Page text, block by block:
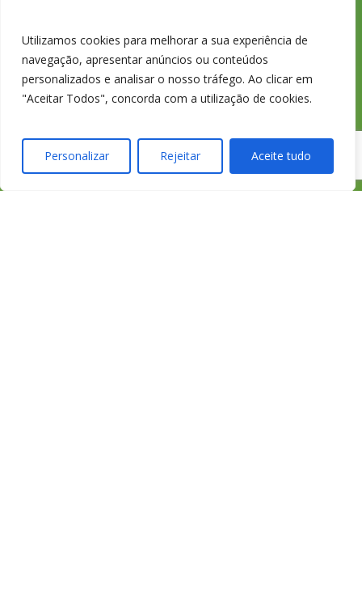
Utilizamos cookies para melhorar a sua experiência de
navegação, apresentar anúncios ou conteúdos
personalizados e analisar o nosso tráfego. Ao clicar em
"Aceitar Todos", concorda com a utilização de cookies.
Personalizar Rejeitar Aceite tudo
233 426 925
Chamada para a
rede fixa nacional